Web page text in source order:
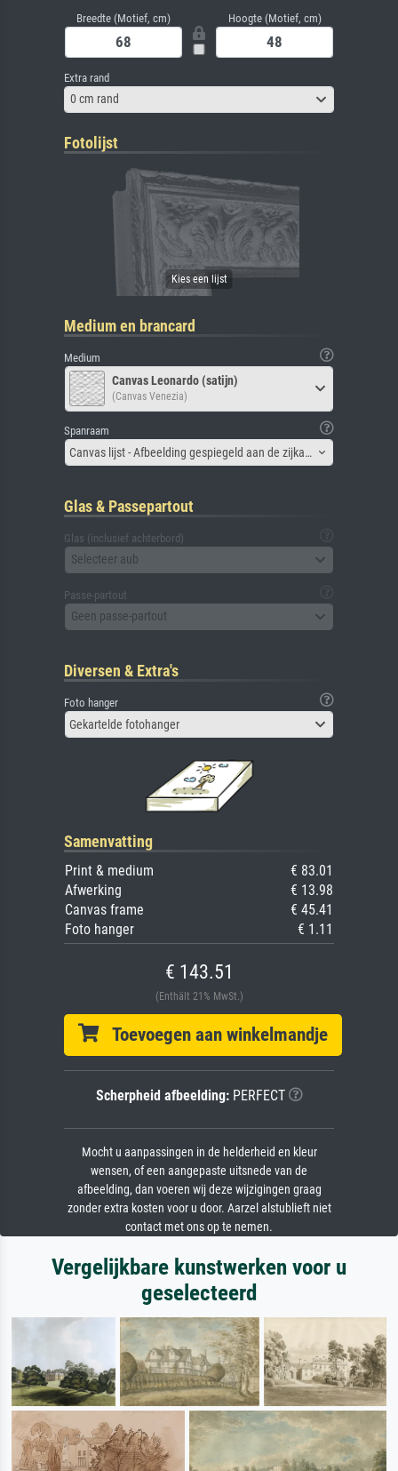
Breedte (Motief, cm) Hoogte (Motief, cm)
Extra rand
0 cm rand
Fotolijst
Medium en brancard
Medium
Canvas Leonardo (satijn)
(Canvas Venezia)
Spanraam
Canvas lijst - Afbeelding gespiegeld aan de zijkant
Glas & Passepartout
Glas (inclusief achterbord)
Selecteer aub
Passe-partout
Geen passe-partout
Diversen & Extra's
Foto hanger
Gekartelde fotohanger
Samenvatting
Print & medium
€ 83.01
Afwerking
€ 13.98
Canvas frame
€ 45.41
Foto hanger
€ 1.11
€ 143.51
(Enthält 21% MwSt.)
Toevoegen aan winkelmandje
Scherpheid afbeelding:PERFECT
Mocht u aanpassingen in de helderheid en kleur
wensen, of een aangepaste uitsnede van de
afbeelding, dan voeren wij deze wijzigingen graag
zonder extra kosten voor u door. Aarzel alstublieft niet
contact met ons op te nemen.
Vergelijkbare kunstwerken voor u
geselecteerd